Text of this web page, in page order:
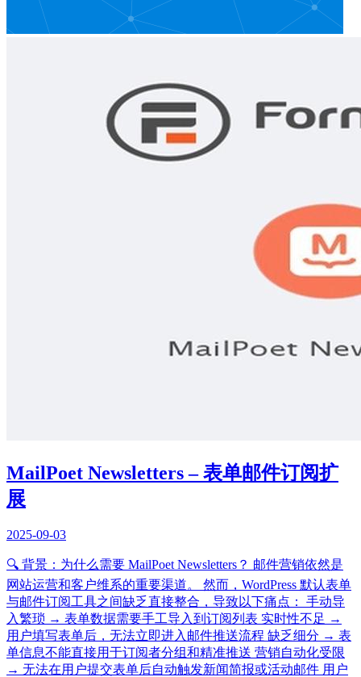
MailPoet Newsletters – 表单邮件订阅扩
展
2025-09-03
🔍 背景：为什么需要 MailPoet Newsletters？ 邮件营销依然是
网站运营和客户维系的重要渠道。 然而，WordPress 默认表单
与邮件订阅工具之间缺乏直接整合，导致以下痛点： 手动导
入繁琐 → 表单数据需要手工导入到订阅列表 实时性不足 →
用户填写表单后，无法立即进入邮件推送流程 缺乏细分 → 表
单信息不能直接用于订阅者分组和精准推送 营销自动化受限
→ 无法在用户提交表单后自动触发新闻简报或活动邮件 用户